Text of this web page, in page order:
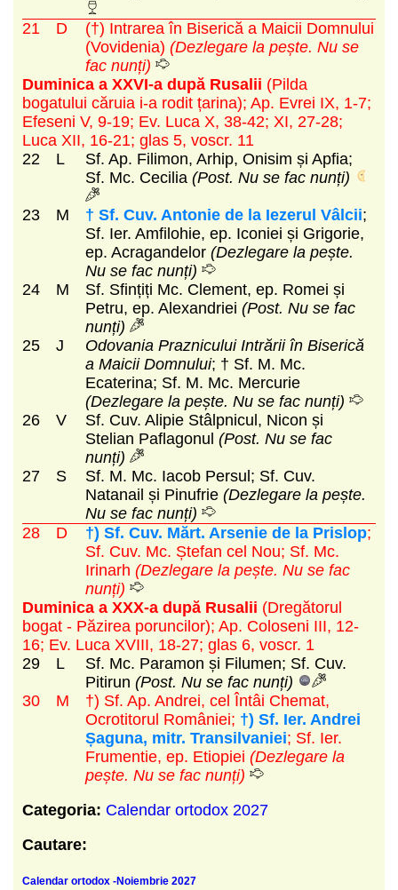
21 D
(†) Intrarea în Biserică a Maicii Domnului
(Vovidenia) (Dezlegare la pește. Nu se
fac nunți)
Duminica a XXVI-a după Rusalii (Pilda
bogatului căruia i-a rodit țarina); Ap. Evrei IX, 1-7;
Efeseni V, 9-19; Ev. Luca X, 38-42; XI, 27-28;
Luca XII, 16-21; glas 5, voscr. 11
22
L
Sf. Ap. Filimon, Arhip, Onisim și Apfia;
Sf. Mc. Cecilia (Post. Nu se fac nunți)
23 M † Sf. Cuv. Antonie de la Iezerul Vâlcii;
Sf. Ier. Amfilohie, ep. Iconiei și Grigorie,
ep. Acragandelor (Dezlegare la pește.
Nu se fac nunți)
24
M
Sf. Sfințiți Mc. Clement, ep. Romei și
Petru, ep. Alexandriei (Post. Nu se fac
nunți)
25
J
Odovania Praznicului Intrării în Biserică
a Maicii Domnului; † Sf. M. Mc.
Ecaterina; Sf. M. Mc. Mercurie
(Dezlegare la pește. Nu se fac nunți)
26
V
Sf. Cuv. Alipie Stâlpnicul, Nicon și
Stelian Paflagonul (Post. Nu se fac
nunți)
27
S
Sf. M. Mc. Iacob Persul; Sf. Cuv.
Natanail și Pinufrie (Dezlegare la pește.
Nu se fac nunți)
28
D †) Sf. Cuv. Mărt. Arsenie de la Prislop;
Sf. Cuv. Mc. Ștefan cel Nou; Sf. Mc.
Irinarh (Dezlegare la pește. Nu se fac
nunți)
Duminica a XXX-a după Rusalii (Dregătorul
bogat - Păzirea poruncilor); Ap. Coloseni III, 12-
16; Ev. Luca XVIII, 18-27; glas 6, voscr. 1
29
L
Sf. Mc. Paramon și Filumen; Sf. Cuv.
Pitirun (Post. Nu se fac nunți)
30
M
†) Sf. Ap. Andrei, cel Întâi Chemat,
Ocrotitorul României; †) Sf. Ier. Andrei
Șaguna, mitr. Transilvaniei; Sf. Ier.
Frumentie, ep. Etiopiei (Dezlegare la
pește. Nu se fac nunți)
Categoria: Calendar ortodox 2027
Cautare:
Calendar ortodox -Noiembrie 2027